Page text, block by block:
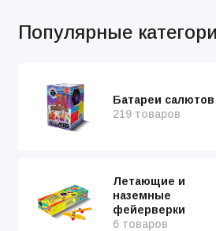
Популярные
Батареи салютов
219 товаров
Летающие и
наземные
фейерверки
6 товаров